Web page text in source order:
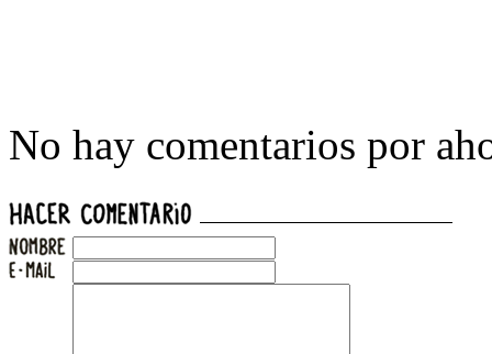
No hay comentarios por